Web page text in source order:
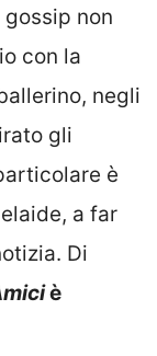
non
con la
negli
gli
è
a far
Di
è